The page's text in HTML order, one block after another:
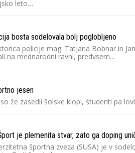
leto…
bosta sodelovala bolj poglobljeno
policije mag. Tatjana Bobnar in
na mednarodni ravni, predvsem…
jesen
že zasedli šolske klopi, študenti pa
je plemenita stvar, zato ga doping
športna zveza (SUSA) je v